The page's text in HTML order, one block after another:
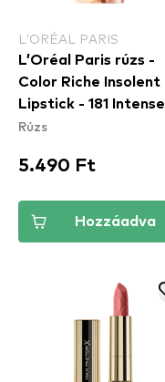
L’ORÉAL PARIS
L’Oréal Paris rúzs -
Color Riche Insolent
Lipstick - 181 Intense
Rúzs
5.490 Ft
Hozzáadva